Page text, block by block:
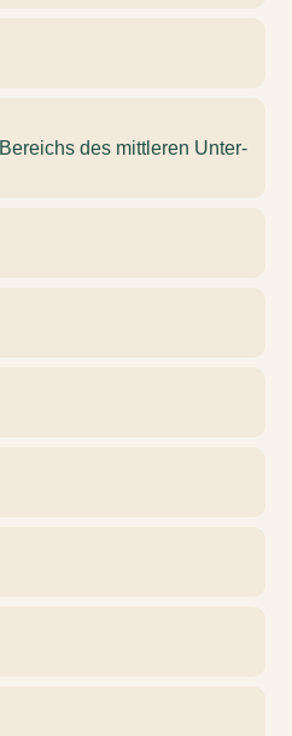
des mittleren Unter-